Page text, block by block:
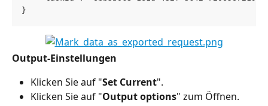
}
Output-Einstellungen
Klicken Sie auf "Set Current".
Klicken Sie auf "Output options" zum Öffnen.